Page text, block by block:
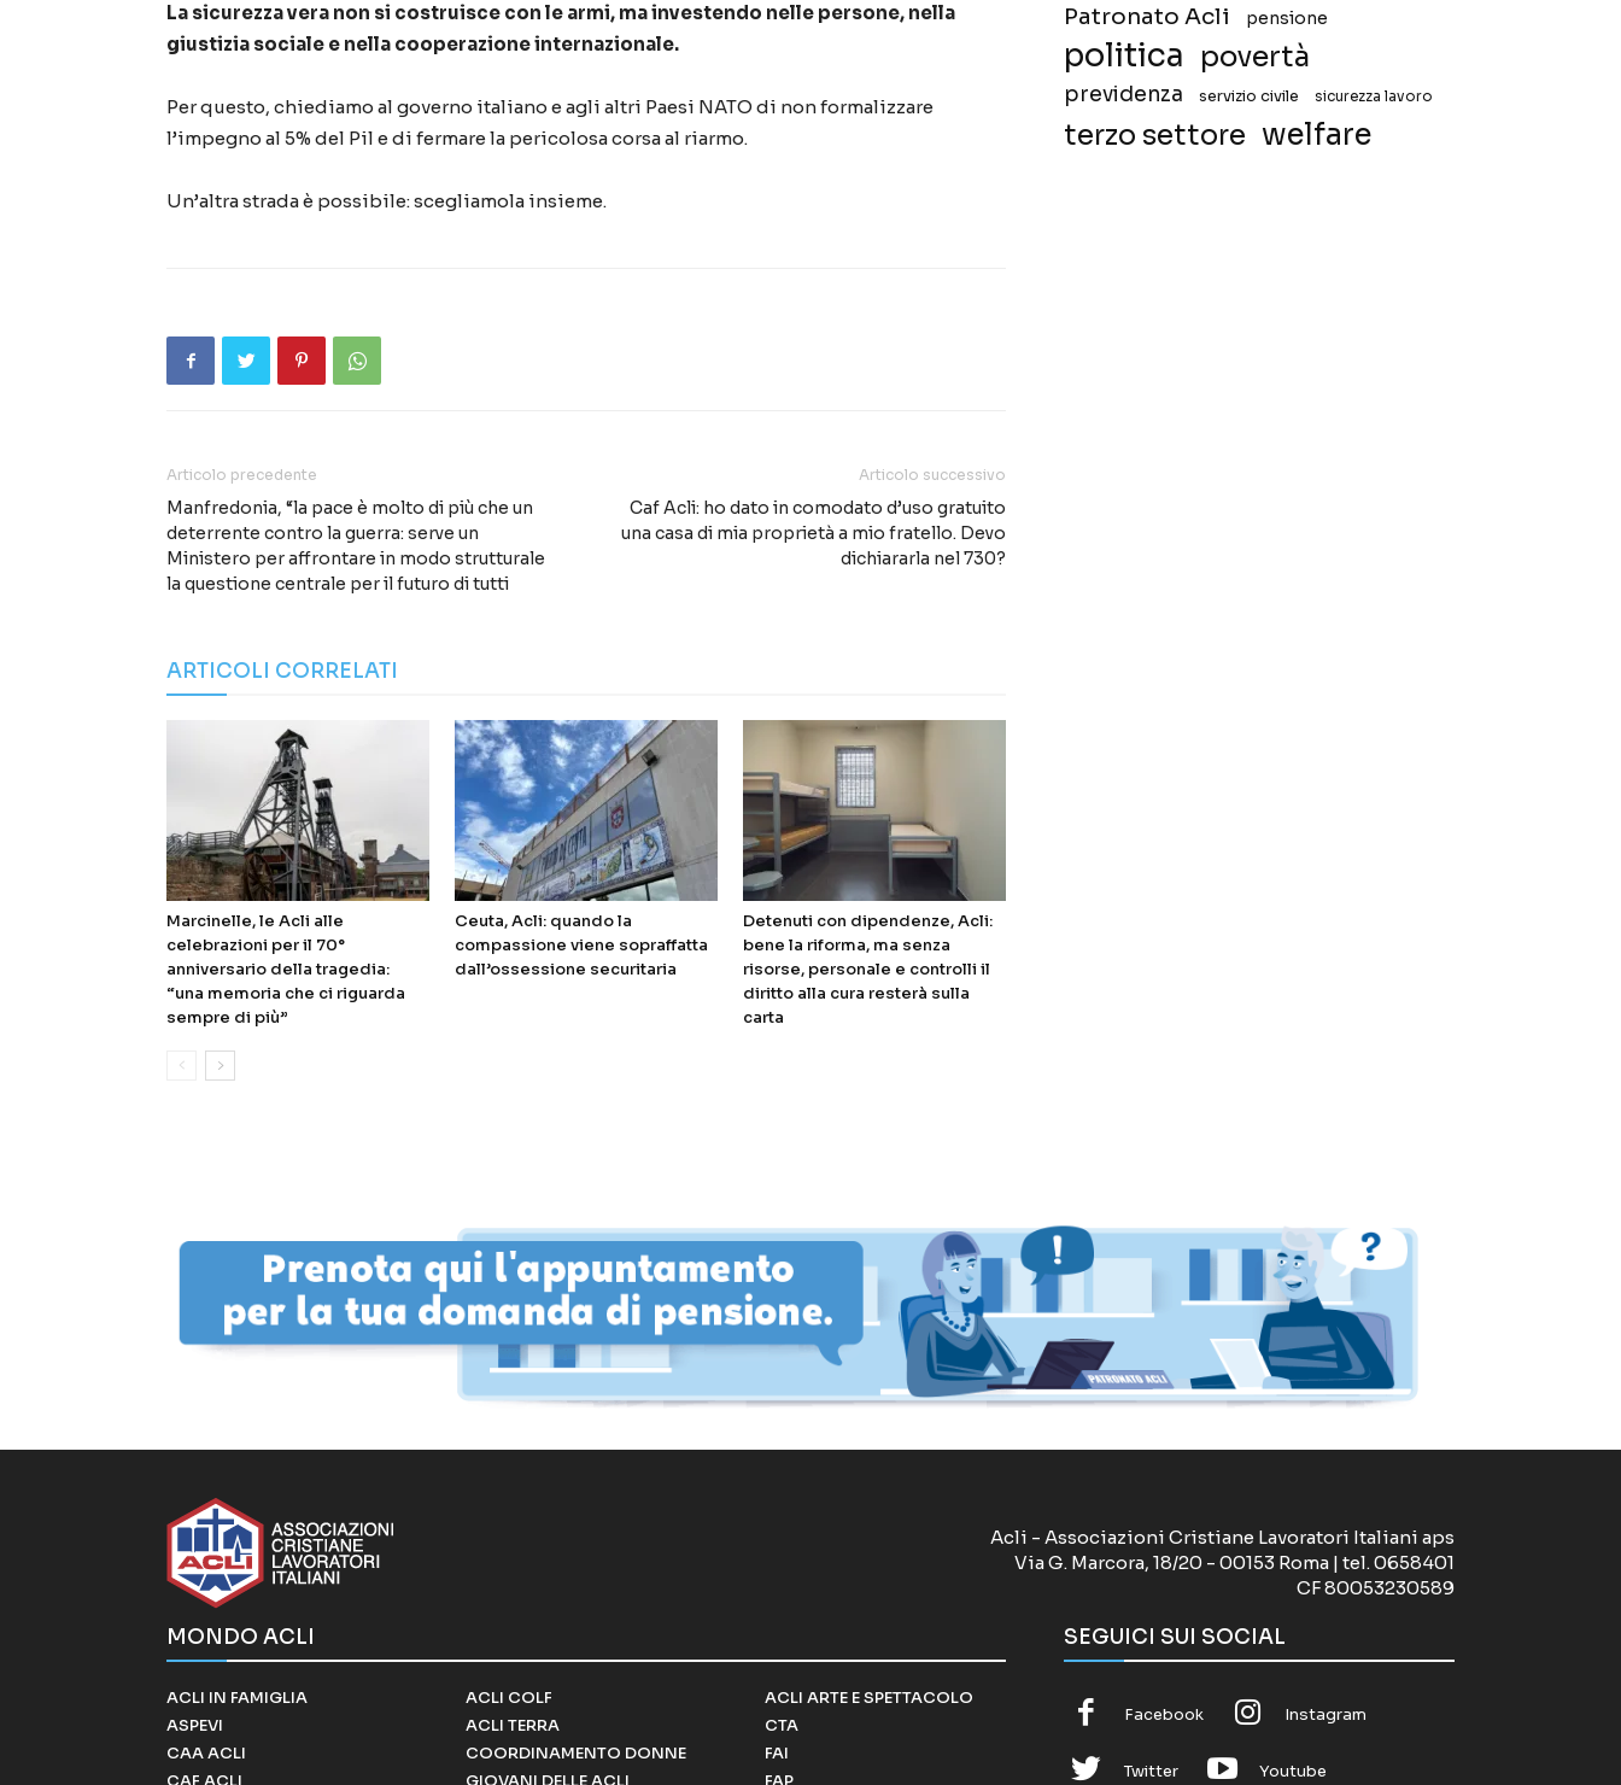
La sicurezza vera non si costruisce con le armi, ma investendo nelle persone, nella
giustizia sociale e nella cooperazione internazionale.
Per questo, chiediamo al governo italiano e agli altri Paesi NATO di non formalizzare
l’impegno al 5% del Pil e di fermare la pericolosa corsa al riarmo.
Un’altra strada è possibile: scegliamola insieme.
Articolo precedente
Manfredonia, “la pace è molto di più che un
deterrente contro la guerra: serve un
Ministero per affrontare in modo strutturale
la questione centrale per il futuro di tutti
Articolo successivo
Caf Acli: ho dato in comodato d’uso gratuito
una casa di mia proprietà a mio fratello. Devo
dichiararla nel 730?
ARTICOLI CORRELATI
Marcinelle, le Acli alle
celebrazioni per il 70°
anniversario della tragedia:
“una memoria che ci riguarda
sempre di più”
Ceuta, Acli: quando la
compassione viene sopraffatta
dall’ossessione securitaria
Detenuti con dipendenze, Acli:
bene la riforma, ma senza
risorse, personale e controlli il
diritto alla cura resterà sulla
carta
Patronato Acli pensione
politica povertà
previdenza servizio civile sicurezza lavoro
terzo settore welfare
Acli - Associazioni Cristiane Lavoratori Italiani aps
Via G. Marcora, 18/20 - 00153 Roma | tel. 0658401
CF 80053230589
MONDO ACLI
ACLI IN FAMIGLIA
ASPEVI
CAA ACLI
CAF ACLI
ACLI COLF
ACLI TERRA
COORDINAMENTO DONNE
GIOVANI DELLE ACLI
ACLI ARTE E SPETTACOLO
CTA
FAI
FAP
SEGUICI SUI SOCIAL
Facebook Instagram
Twitter Youtube